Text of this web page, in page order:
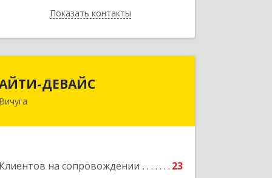
Показать контакты
Назад
ДЕВАЙС
Вичуга
Клиентов на сопровождении 23
155334, Ивановская обл, г.о. Вичуга,
Подробнее